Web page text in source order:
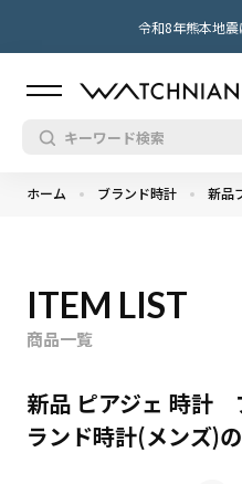
令和8年熊本地
ホーム ブランド時計 新品
ITEM LIST
商品一覧
新品 ピアジェ 時計
ランド時計(メンズ)